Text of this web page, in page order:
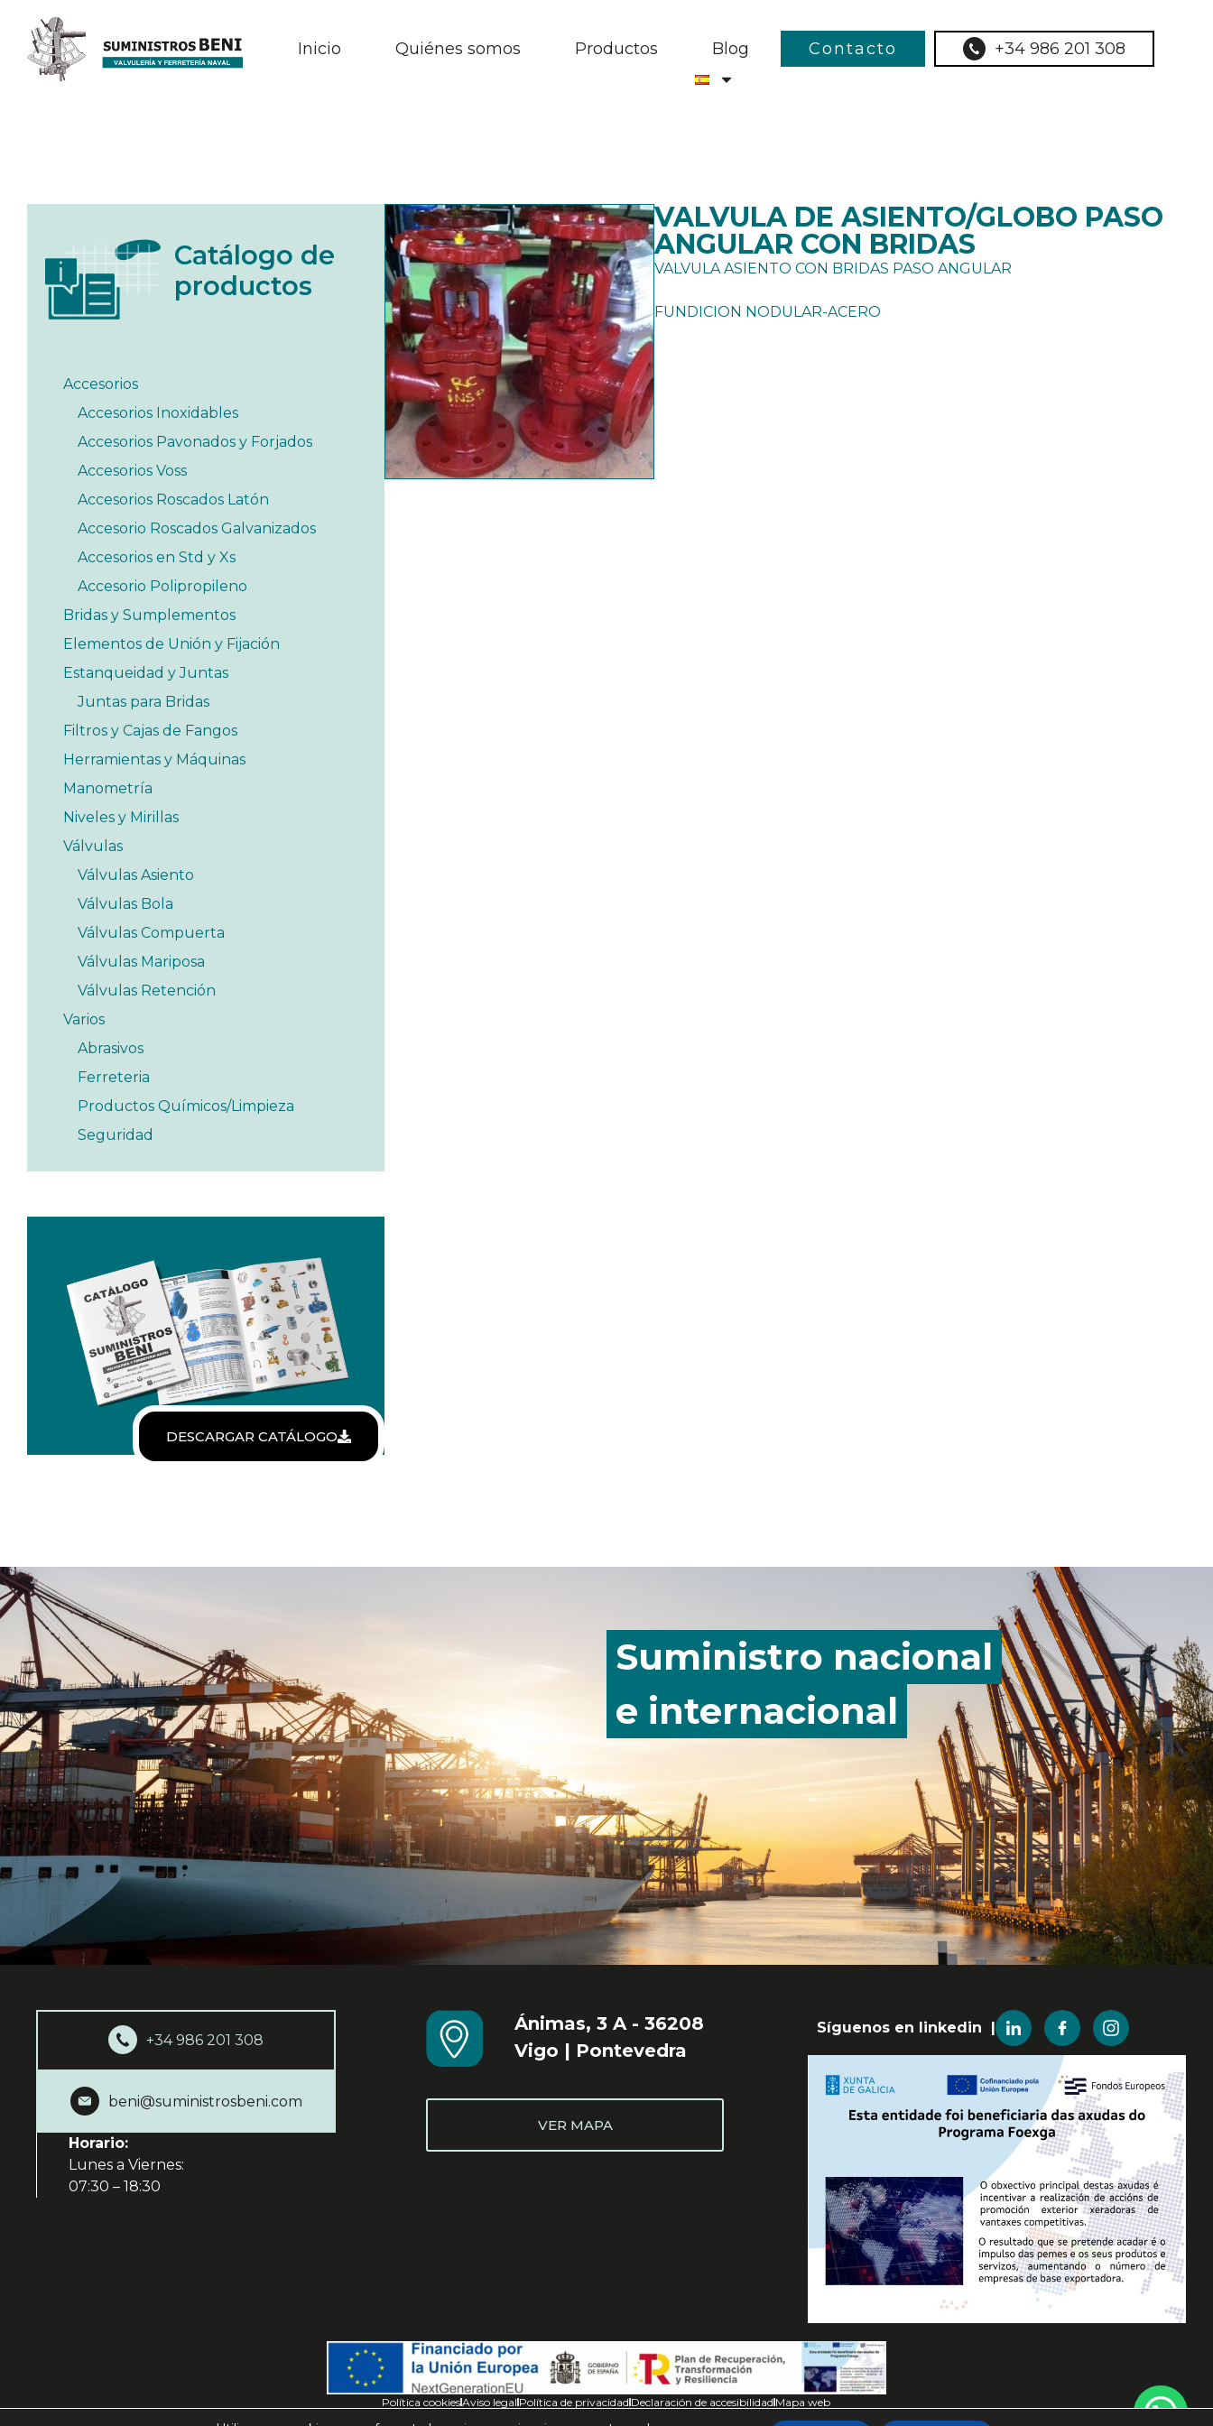
Inicio Quiénes somos Productos Blog Contacto +34 986 201 308
Catálogo de
productos
Accesorios
Accesorios Inoxidables
Accesorios Pavonados y Forjados
Accesorios Voss
Accesorios Roscados Latón
Accesorio Roscados Galvanizados
Accesorios en Std y Xs
Accesorio Polipropileno
Bridas y Sumplementos
Elementos de Unión y Fijación
Estanqueidad y Juntas
Juntas para Bridas
Filtros y Cajas de Fangos
Herramientas y Máquinas
Manometría
Niveles y Mirillas
Válvulas
Válvulas Asiento
Válvulas Bola
Válvulas Compuerta
Válvulas Mariposa
Válvulas Retención
Varios
Abrasivos
Ferreteria
Productos Químicos/Limpieza
Seguridad
DESCARGAR CATÁLOGO
VALVULA DE ASIENTO/GLOBO PASO
ANGULAR CON BRIDAS
VALVULA ASIENTO CON BRIDAS PASO ANGULAR
FUNDICION NODULAR-ACERO
Suministro nacional
e internacional
+34 986 201 308
beni@suministrosbeni.com
Horario:
Lunes a Viernes:
07:30 – 18:30
Ánimas, 3 A - 36208
Vigo | Pontevedra
VER MAPA
Síguenos en linkedin |
Política cookiesAviso legalPolítica de privacidadDeclaración de accesibilidadMapa web